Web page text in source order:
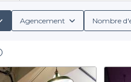
n'hésitez pas à
pour avoir une idée du
Agencement Nombre